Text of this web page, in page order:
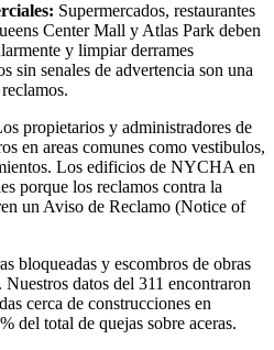
Supermercados, restaurantes
Center Mall y Atlas Park deben
y limpiar derrames
sin senales de advertencia son una
propietarios y administradores de
en areas comunes como vestibulos,
Los edificios de NYCHA en
porque los reclamos contra la
un Aviso de Reclamo (Notice of
bloqueadas y escombros de obras
datos del 311 encontraron
cerca de construcciones en
del total de quejas sobre aceras.